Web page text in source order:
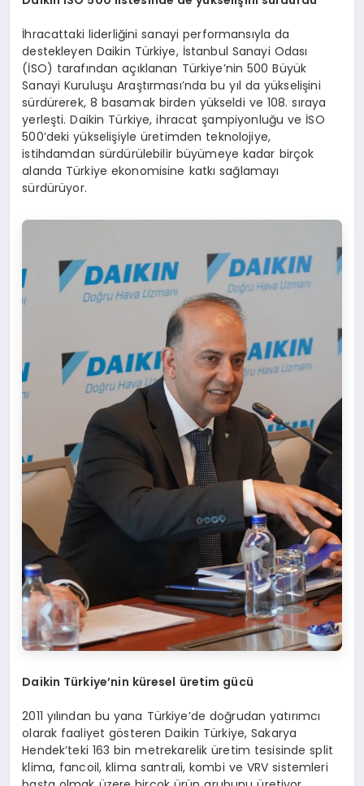
İhracattaki liderliğini sanayi performansıyla da
destekleyen Daikin Türkiye, İstanbul Sanayi Odası
(İSO) tarafından açıklanan Türkiye’nin 500 Büyük
Sanayi Kuruluşu Araştırması’nda bu yıl da yükselişini
sürdürerek, 8 basamak birden yükseldi ve 108. sıraya
yerleşti. Daikin Türkiye, ihracat şampiyonluğu ve İSO
500’deki yükselişiyle üretimden teknolojiye,
istihdamdan sürdürülebilir büyümeye kadar birçok
alanda Türkiye ekonomisine katkı sağlamayı
sürdürüyor.
Daikin Türkiye’nin küresel üretim gücü
2011 yılından bu yana Türkiye’de doğrudan yatırımcı
olarak faaliyet gösteren Daikin Türkiye, Sakarya
Hendek’teki 163 bin metrekarelik üretim tesisinde split
klima, fancoil, klima santrali, kombi ve VRV sistemleri